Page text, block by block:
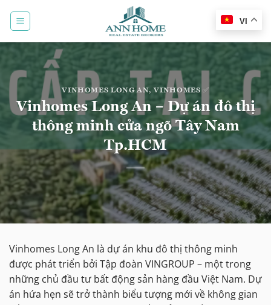
qua
VI
VINHOMES LONG AN,VINHOMES ✅
Vinhomes Long An – Dự án đô thị
thông minh cửa ngõ Tây Nam
Tp.HCM
Vinhomes Long An là dự án khu đô thị thông minh
được phát triển bởi Tập đoàn VINGROUP – một trong
những chủ đầu tư bất động sản hàng đầu Việt Nam. Dự
án hứa hẹn sẽ trở thành biểu tượng mới về không gian